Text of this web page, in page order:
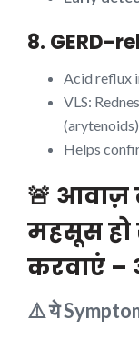
8. GERD-
Acid reflux
VLS:
(arytenoids)
Helps
🚨 आवाज़
महसूस हो
करवाएं –
⚠️ ये